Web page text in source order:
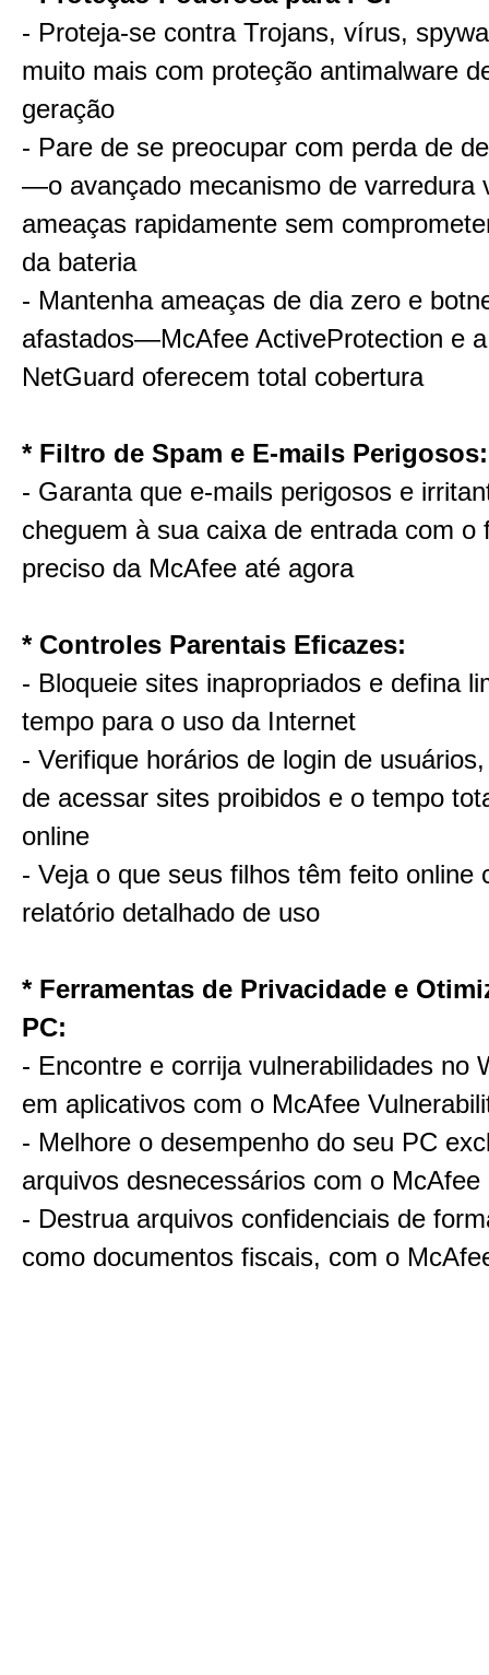
- Proteja-se contra Trojans, vírus,
muito mais com proteção antimalware
geração
- Pare de se preocupar com perda de
—o avançado mecanismo de varredura
ameaças rapidamente sem
da bateria
- Mantenha ameaças de dia zero e
afastados—McAfee ActiveProtection e
NetGuard oferecem total cobertura
* Filtro de Spam e E-mails Perigosos:
- Garanta que e-mails perigosos e
cheguem à sua caixa de entrada com o
preciso da McAfee até agora
* Controles Parentais Eficazes:
- Bloqueie sites inapropriados e defina
tempo para o uso da Internet
- Verifique horários de login de
de acessar sites proibidos e o tempo
online
- Veja o que seus filhos têm feito online
relatório detalhado de uso
* Ferramentas de Privacidade e
PC:
- Encontre e corrija vulnerabilidades no
em aplicativos com o McAfee
- Melhore o desempenho do seu PC
arquivos desnecessários com o McAfee
- Destrua arquivos confidenciais de
como documentos fiscais, com o